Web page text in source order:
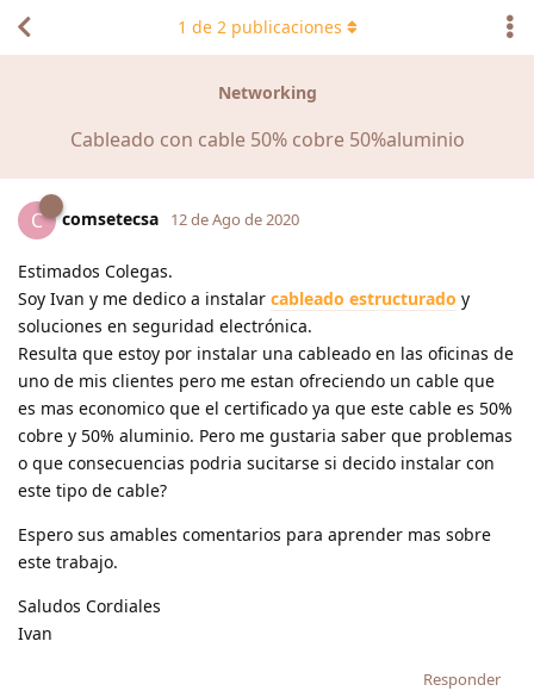
Networking
Cableado con cable 50% cobre 50%aluminio
1 de 2publicaciones
C comsetecsa 12 de Ago de 2020
Estimados Colegas.
Soy Ivan y me dedico a instalar cableado estructurado y
soluciones en seguridad electrónica.
Resulta que estoy por instalar una cableado en las oficinas de
uno de mis clientes pero me estan ofreciendo un cable que
es mas economico que el certificado ya que este cable es 50%
cobre y 50% aluminio. Pero me gustaria saber que problemas
o que consecuencias podria sucitarse si decido instalar con
este tipo de cable?
Espero sus amables comentarios para aprender mas sobre
este trabajo.
Saludos Cordiales
Ivan
Responder